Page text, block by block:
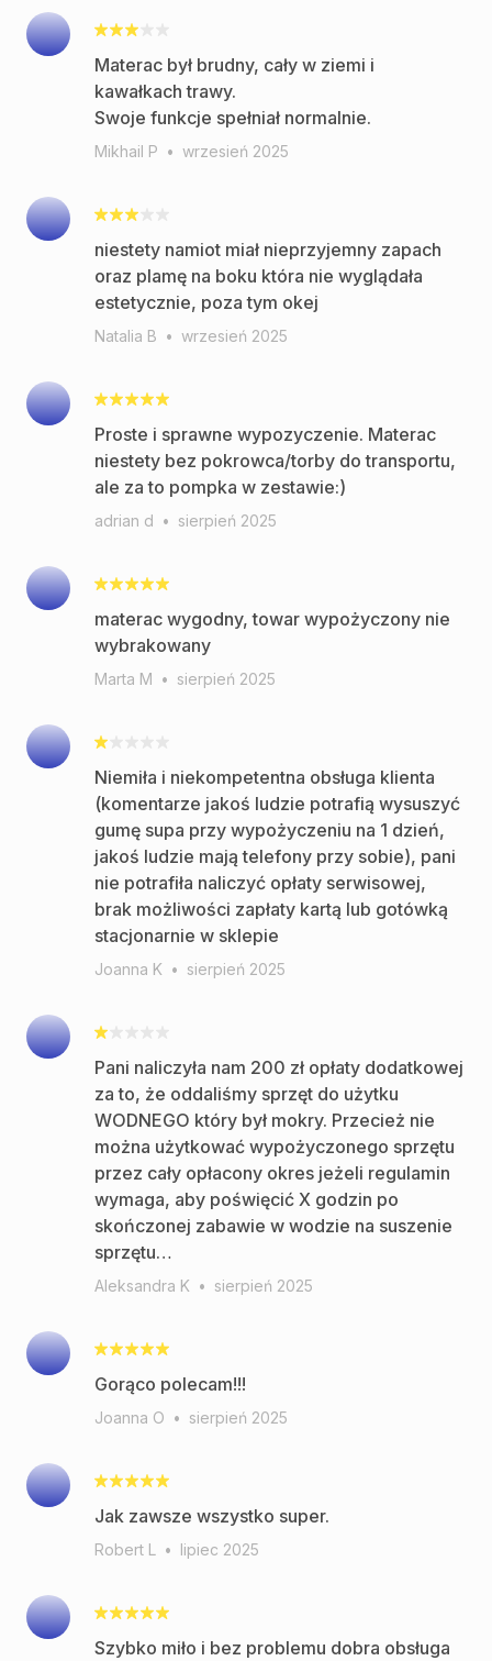
Materac był brudny, cały w ziemi i
kawałkach trawy.
Swoje funkcje spełniał normalnie.
Mikhail P • wrzesień 2025
niestety namiot miał nieprzyjemny zapach
oraz plamę na boku która nie wyglądała
estetycznie, poza tym okej
Natalia B • wrzesień 2025
Proste i sprawne wypozyczenie. Materac
niestety bez pokrowca/torby do transportu,
ale za to pompka w zestawie:)
adrian d • sierpień 2025
materac wygodny, towar wypożyczony nie
wybrakowany
Marta M • sierpień 2025
Niemiła i niekompetentna obsługa klienta
(komentarze jakoś ludzie potrafią wysuszyć
gumę supa przy wypożyczeniu na 1 dzień,
jakoś ludzie mają telefony przy sobie), pani
nie potrafiła naliczyć opłaty serwisowej,
brak możliwości zapłaty kartą lub gotówką
stacjonarnie w sklepie
Joanna K • sierpień 2025
Pani naliczyła nam 200 zł opłaty dodatkowej
za to, że oddaliśmy sprzęt do użytku
WODNEGO który był mokry. Przecież nie
można użytkować wypożyczonego sprzętu
przez cały opłacony okres jeżeli regulamin
wymaga, aby poświęcić X godzin po
skończonej zabawie w wodzie na suszenie
sprzętu…
Aleksandra K • sierpień 2025
Gorąco polecam!!!
Joanna O • sierpień 2025
Robert L • lipiec 2025
Szybko miło i bez problemu dobra obsługa